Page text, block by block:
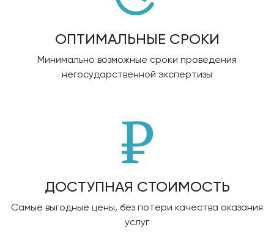
ОПТИМАЛЬНЫЕ СРОКИ
Минимально возможные сроки проведения
негосударственной экспертизы
ДОСТУПНАЯ СТОИМОСТЬ
Самые выгодные цены, без потери качества оказания
услуг